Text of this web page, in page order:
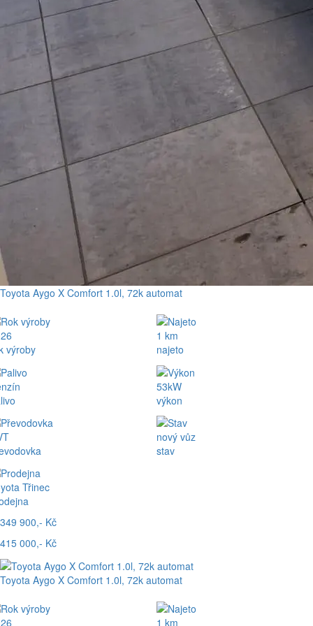
Toyota Aygo X Comfort 1.0l, 72k automat
výroby
Třinec
1 km
najeto
53kW
výkon
nový vůz
stav
349 900,- Kč
415 000,- Kč
Toyota Aygo X Comfort 1.0l, 72k automat
1 km